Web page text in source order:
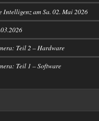
Intelligenz am Sa. 02. Mai 2026
Teil 2 – Hardware
Teil 1 – Software